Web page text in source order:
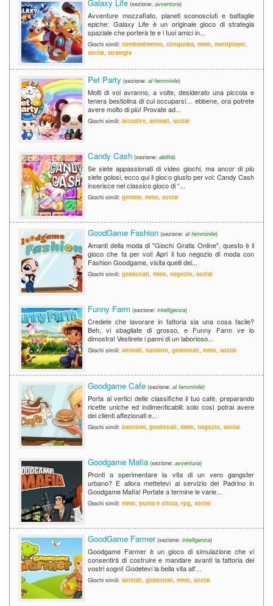
Galaxy Life (sezione: avventura)
Avventure mozzafiato, pianeti sconosciuti e battaglie
epiche: Galaxy Life è un originale gioco di strategia
spaziale che porterà te e i tuoi amici in...
Giochi simili: combattimento, conquista, mmo, multiplayer,
social, strategia
Pet Party (sezione: al femminile)
Molti di voi avranno, a volte, desiderato una piccola e
tenera bestiolina di cui occuparsi… ebbene, ora potrete
avere molto di più! Provate ad...
Giochi simili: accudire, animali, social
Candy Cash (sezione: abilità)
Se siete appassionati di video giochi, ma ancor di più
siete golosi, ecco qui il gioco giusto per voi: Candy Cash
inserisce nel classico gioco di “...
Giochi simili: gemme, mmo, social
GoodGame Fashion (sezione: al femminile)
Amanti della moda di "Giochi Gratis Online", questo è il
gioco che fa per voi! Apri il tuo negozio di moda con
Fashion Goodgame, visita quelli dei...
Giochi simili: gestionali, mmo, negozio, social
Funny Farm (sezione: intelligenza)
Credete che lavorare in fattoria sia una cosa facile?
Beh, vi sbagliate di grosso, e Funny Farm ve lo
dimostra! Vestirete i panni di un laborioso...
Giochi simili: animali, bambini, gestionali, mmo, social
Goodgame Cafe (sezione: al femminile)
Porta ai vertici delle classifiche il tuo cafè, preparando
ricette uniche ed indimenticabili: solo così potrai avere
dei clienti affezionati e...
Giochi simili: bancone, gestionali, mmo, negozio, social
Goodgame Mafia (sezione: avventura)
Pronti a sperimentare la vita di un vero gangster
urbano? E allora mettetevi al servizio del Padrino in
Goodgame Mafia! Portate a termine le varie...
Giochi simili: mmo, punta e clicca, rpg, social
GoodGame Farmer (sezione: intelligenza)
Goodgame Farmer è un gioco di simulazione che vi
consentirà di costruire e mandare avanti la fattoria dei
vostri sogni! Godetevi la bella vita all'...
Giochi simili: animali, gestionali, mmo, social